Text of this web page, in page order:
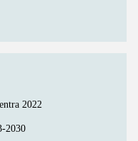
2022
2030